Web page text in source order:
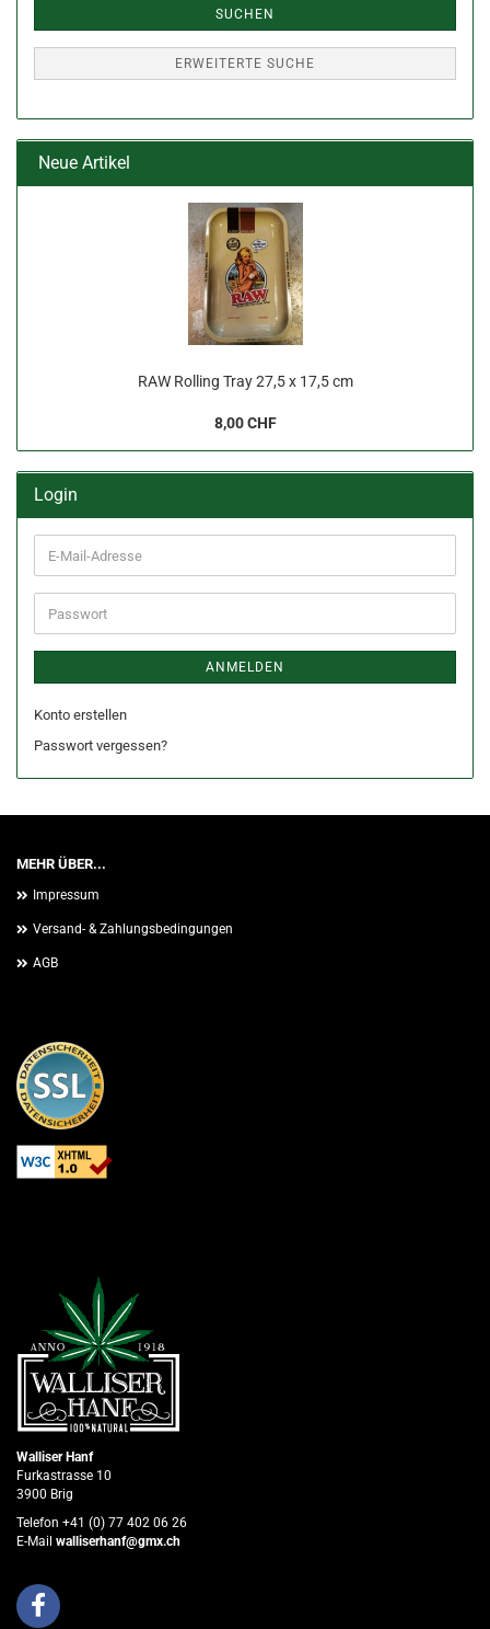
SUCHEN
ERWEITERTE SUCHE
Neue Artikel
RAW Rolling Tray 27,5 x 17,5 cm
8,00 CHF
Login
E-
Mail-
Adresse
Passwort
ANMELDEN
Konto erstellen
Passwort vergessen?
MEHR ÜBER...
Impressum
Versand- & Zahlungsbedingungen
AGB
Walliser Hanf
Furkastrasse 10
3900 Brig
Telefon +41 (0) 77 402 06 26
E-Mail walliserhanf@gmx.ch